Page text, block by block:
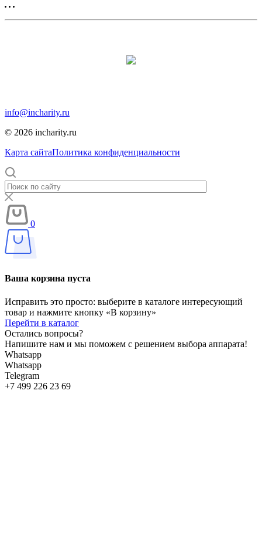
info@incharity.ru
© 2026 incharity.ru
Карта сайтаПолитика конфиденциальности
0
Ваша корзина пуста
Исправить это просто: выберите в каталоге интересующий
товар и нажмите кнопку «В корзину»
Перейти в каталог
Остались вопросы?
Напишите нам и мы поможем с решением выбора аппарата!
Whatsapp
Whatsapp
Telegram
+7 499 226 23 69